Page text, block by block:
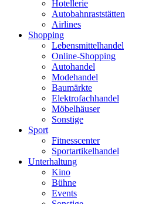
Hotellerie
Autobahnraststätten
Airlines
Shopping
Lebensmittelhandel
Online-Shopping
Autohandel
Modehandel
Baumärkte
Elektrofachhandel
Möbelhäuser
Sonstige
Sport
Fitnesscenter
Sportartikelhandel
Unterhaltung
Kino
Bühne
Events